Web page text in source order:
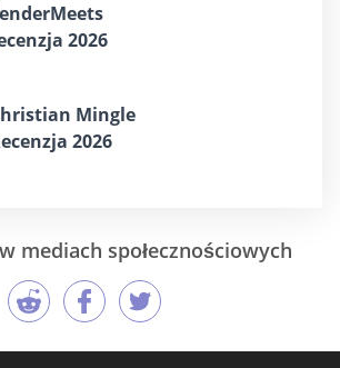
2026
Mingle
2026
mediach społecznościowych